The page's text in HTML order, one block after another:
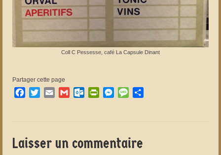
Coll C Pessesse, café La Capsule Dinant
Partager cette page
Facebook
TwitterEmail GmailOutlook.com
PrintFriendly
Messenger
Message
Laisser un commentaire